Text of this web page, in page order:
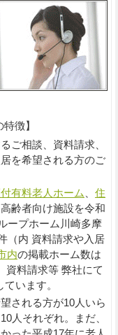
徴】
相談、資料請求、
を希望される方のご
有料老人ホーム
住
齢者向け施設を令和
ープホーム川崎多摩
（内 資料請求や入居
内の掲載ホーム数は
資料請求等 弊社にて
います。
れる方が10人いら
人それぞれ。まだ、